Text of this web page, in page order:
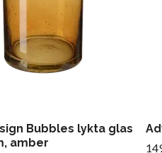
Bubbles lykta glas
amber